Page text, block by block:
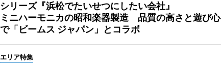
シリーズ『浜松でたいせつにしたい会社』
ミニハーモニカの昭和楽器製造 品質の高さと遊び心
で「ビームス ジャパン」とコラボ
エリア特集